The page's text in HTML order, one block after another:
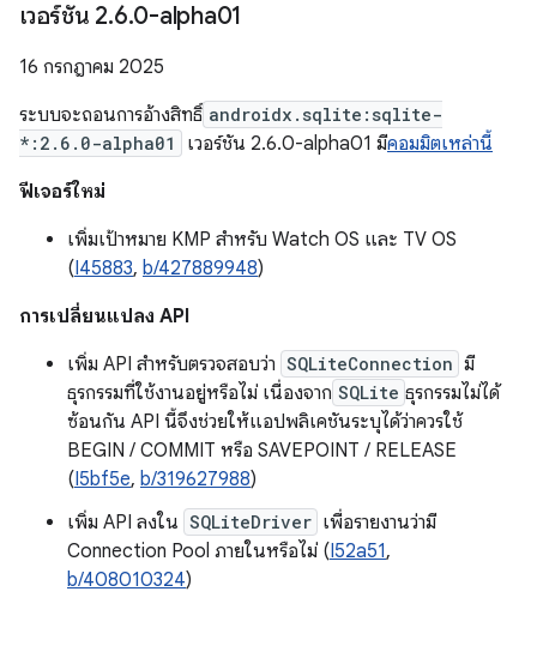
เวอร์ชัน 2.6.0-alpha01
16 กรกฎาคม 2025
ระบบจะถอนการอ้างสิทธิ์ androidx.sqlite:sqlite-
*:2.6.0-alpha01
เวอร์ชัน 2.6.0-alpha01 มีคอมมิตเหล่านี้
ฟีเจอร์ใหม่
เพิ่มเป้าหมาย KMP สำหรับ Watch OS และ TV OS
(I45883, b/427889948)
การเปลี่ยนแปลง API
เพิ่ม API สำหรับตรวจสอบว่า SQLiteConnection มี
ธุรกรรมที่ใช้งานอยู่หรือไม่ เนื่องจาก SQLite ธุรกรรมไม่ได้
ซ้อนกัน API นี้จึงช่วยให้แอปพลิเคชันระบุได้ว่าควรใช้
BEGIN / COMMIT หรือ SAVEPOINT / RELEASE
(I5bf5e, b/319627988)
เพิ่ม API ลงใน SQLiteDriver เพื่อรายงานว่ามี
Connection Pool ภายในหรือไม่ (I52a51,
b/408010324)